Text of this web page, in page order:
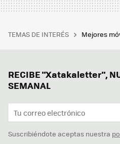
TEMAS DE INTERÉS Mejores
RECIBE "Xatakaletter",
SEMANAL
Suscribiéndote aceptas nuestra